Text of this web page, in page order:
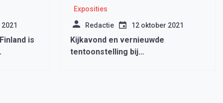
is
Exposities
Redactie 12 oktober 2021
Kijkavond en vernieuwde
tentoonstelling bij